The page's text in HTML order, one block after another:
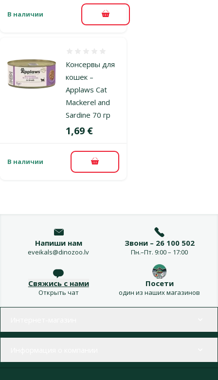
В наличии В корзину
Консервы для
кошек –
Applaws Cat
Mackerel and
Sardine 70 гр
Цена
1,69 €
В наличии В корзину
Напиши нам
eveikals@dinozoo.lv
Звони – 26 100 502
Пн.–Пт. 9:00 – 17:00
Свяжись с нами
Открыть чат
Посети
один из наших магазинов